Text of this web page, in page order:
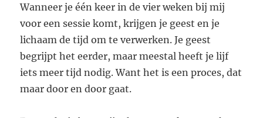
Wanneer je één keer in de vier weken bij mij
voor een sessie komt, krijgen je geest en je
lichaam de tijd om te verwerken. Je geest
begrijpt het eerder, maar meestal heeft je lijf
iets meer tijd nodig. Want het is een proces, dat
maar door en door gaat.